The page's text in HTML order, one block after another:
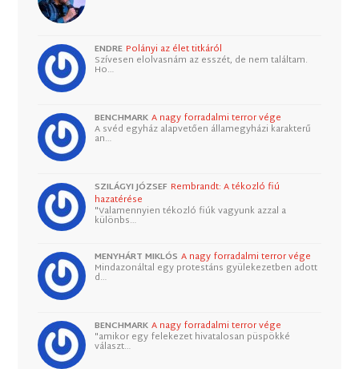
ENDRE Polányi az élet titkáról
Szívesen elolvasnám az esszét, de nem találtam.
Ho…
BENCHMARK A nagy forradalmi terror vége
A svéd egyház alapvetően államegyházi karakterű
an…
SZILÁGYI JÓZSEF Rembrandt: A tékozló fiú
hazatérése
"Valamennyien tékozló fiúk vagyunk azzal a
különbs…
MENYHÁRT MIKLÓS A nagy forradalmi terror vége
Mindazonáltal egy protestáns gyülekezetben adott
d…
BENCHMARK A nagy forradalmi terror vége
"amikor egy felekezet hivatalosan püspökké
választ…